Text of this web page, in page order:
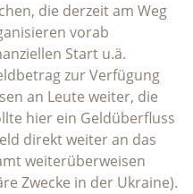
die derzeit am Weg
vorab
Start u.ä.
zur Verfügung
an Leute weiter, die
hier ein Geldüberfluss
direkt weiter an das
weiterüberweisen
Zwecke in der Ukraine).